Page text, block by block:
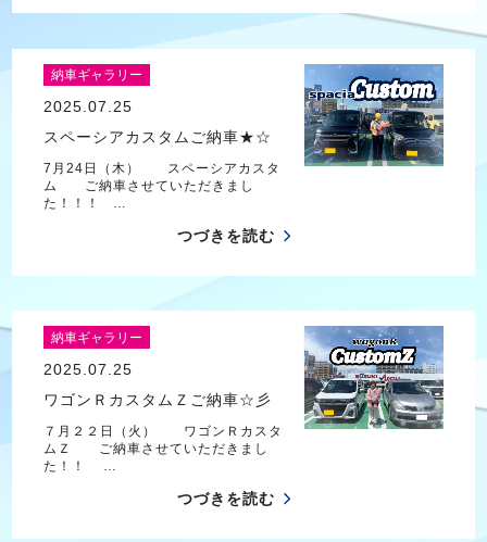
納車ギャラリー
2025.07.25
スペーシアカスタムご納車★☆
7月24日（木） スペーシアカスタ
ム ご納車させていただきまし
た！！！ …
つづきを読む
納車ギャラリー
2025.07.25
ワゴンＲカスタムＺご納車☆彡
７月２２日（火） ワゴンＲカスタ
ムＺ ご納車させていただきまし
た！！ …
つづきを読む